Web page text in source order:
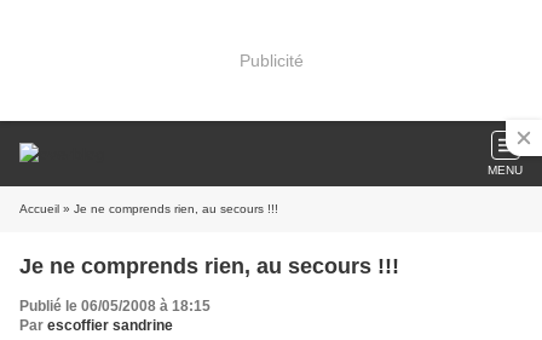
Publicité
MENU
Accueil » Je ne comprends rien, au secours !!!
Je ne comprends rien, au secours !!!
Publié le 06/05/2008 à 18:15
Par escoffier sandrine